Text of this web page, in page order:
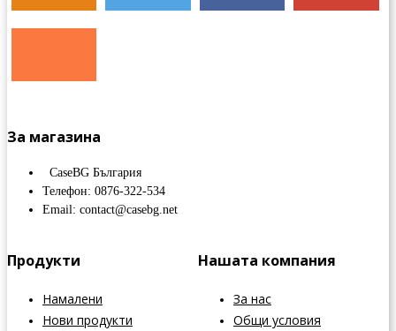
За магазина
CaseBG България
Телефон: 0876-322-534
Email: contact@casebg.net
Продукти
Намалени
Нови продукти
Нашата компания
За нас
Общи условия